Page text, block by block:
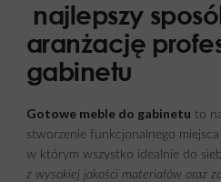
najlepszy
aranżację
gabinetu
Gotowe meble do gabinetu to
stworzenie funkcjonalnego
w którym wszystko idealnie do
z wysokiej jakości materiałów oraz